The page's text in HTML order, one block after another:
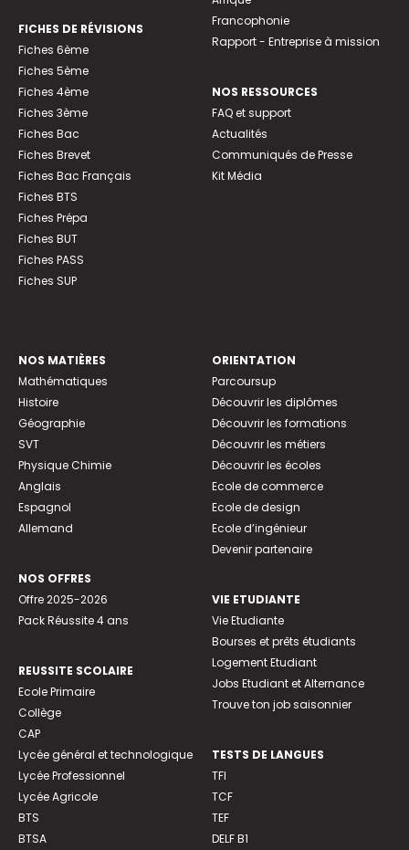
FICHES DE RÉVISIONS
Fiches 6ème
Fiches 5ème
Fiches 4ème
Fiches 3ème
Fiches Bac
Fiches Brevet
Fiches Bac Français
Fiches BTS
Fiches Prépa
Fiches BUT
Fiches PASS
Fiches SUP
Francophonie
Rapport - Entreprise à mission
NOS RESSOURCES
FAQ et support
Actualités
Communiqués de Presse
Kit Média
NOS MATIÈRES
Mathématiques
Histoire
Géographie
SVT
Physique Chimie
Anglais
Espagnol
Allemand
NOS OFFRES
Offre 2025-2026
Pack Réussite 4 ans
REUSSITE SCOLAIRE
Ecole Primaire
Collège
CAP
Lycée général et technologique
Lycée Professionnel
Lycée Agricole
BTS
BTSA
ORIENTATION
Parcoursup
Découvrir les diplômes
Découvrir les formations
Découvrir les métiers
Découvrir les écoles
Ecole de commerce
Ecole de design
Ecole d’ingénieur
Devenir partenaire
VIE ETUDIANTE
Vie Etudiante
Bourses et prêts étudiants
Logement Etudiant
Jobs Etudiant et Alternance
Trouve ton job saisonnier
TESTS DE LANGUES
TFI
TCF
TEF
DELF B1